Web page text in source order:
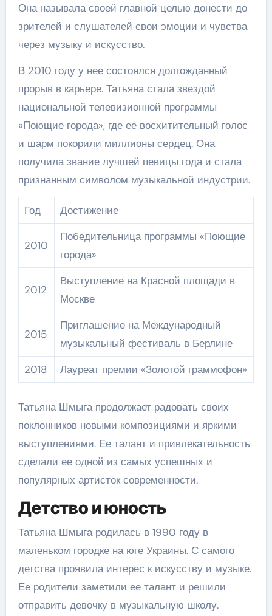
Она называла своей главной целью донести до
зрителей и слушателей свои эмоции и чувства
через музыку и искусство.
В 2010 году у нее состоялся долгожданный
прорыв в карьере. Татьяна стала звездой
национальной телевизионной программы
«Поющие города», где ее восхитительный голос
и шарм покорили миллионы сердец. Она
получила звание лучшей певицы года и стала
признанным символом музыкальной индустрии.
Год Достижение
2010
Победительница программы «Поющие
города»
2012
Выступление на Красной площади в
Москве
2015
Приглашение на Международный
музыкальный фестиваль в Берлине
2018
Лауреат премии «Золотой граммофон»
Татьяна Шмыга продолжает радовать своих
поклонников новыми композициями и яркими
выступлениями. Ее талант и привлекательность
сделали ее одной из самых успешных и
популярных артисток современности.
Детство и юность
Татьяна Шмыга родилась в 1990 году в
маленьком городке на юге Украины. С самого
детства проявила интерес к искусству и музыке.
Ее родители заметили ее талант и решили
отправить девочку в музыкальную школу.